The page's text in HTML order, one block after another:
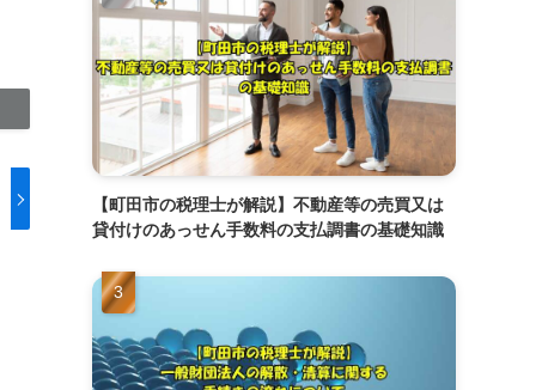
【町田市の税理士が解説】不動産等の売買又は
貸付けのあっせん手数料の支払調書の基礎知識